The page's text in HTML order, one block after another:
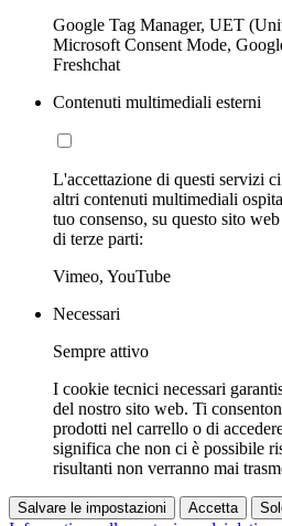
Google Tag Manager, UET
Microsoft Consent Mode,
Freshchat
Contenuti multimediali esterni
L'accettazione di questi servizi
altri contenuti multimediali
tuo consenso, su questo sito
di terze parti:
Vimeo, YouTube
Necessari
Sempre attivo
I cookie tecnici necessari
del nostro sito web. Ti
prodotti nel carrello o di
significa che non ci è possibile
risultanti non verranno mai
Salvare le impostazioni Accetta